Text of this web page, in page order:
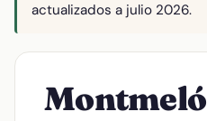
actualizados a julio 2026.
Montmeló